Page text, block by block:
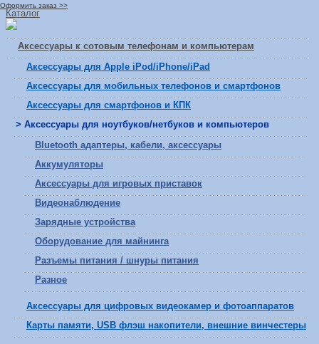
Оформить заказ >>
Каталог
Аксессуары к сотовым телефонам и компьютерам
Аксессуары для Apple iPod/iPhone/iPad
Аксессуары для мобильных телефонов и смартфонов
Аксессуары для смартфонов и КПК
> Аксессуары для ноутбуков/нетбуков и компьютеров
Bluetooth адаптеры, кабели, аксессуары
Аккумуляторы
Аксессуары для игровых приставок
Видеонаблюдение
Зарядные устройства
Оборудование для майнинга
Разъемы питания / шнуры питания
Разное
Аксессуары для цифровых видеокамер и фотоаппаратов
Карты памяти, USB флэш накопители, внешние винчестеры